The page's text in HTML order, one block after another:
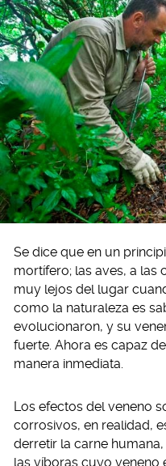
Se dice que en un
mortífero; las aves, a las
muy lejos del lugar
como la naturaleza es
evolucionaron, y su
fuerte. Ahora es capaz
manera inmediata.
Los efectos del veneno
corrosivos, en realidad,
derretir la carne
las víboras cuyo veneno